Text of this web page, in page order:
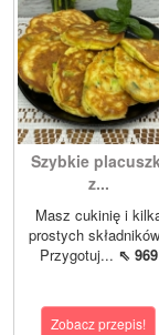
Szybkie
z...
Masz cukinię i
prostych
Przygotuj... ⇖ 969
Zobacz przepis!